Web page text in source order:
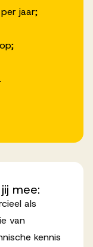
jaar;
jij mee:
als
van
kennis